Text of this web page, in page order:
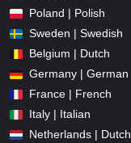
Poland | Polish
Sweden | Swedish
Belgium | Dutch
Germany | German
France | French
Italy | Italian
Netherlands | Dutch